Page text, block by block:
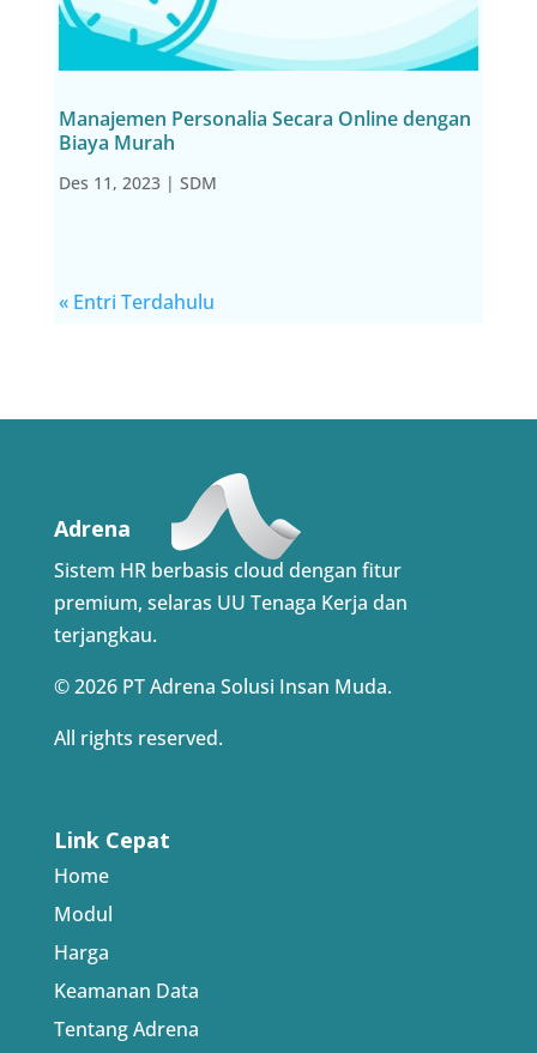
Manajemen Personalia Secara Online dengan
Biaya Murah
Des 11, 2023 |SDM
« Entri Terdahulu
Adrena
Sistem HR berbasis cloud dengan fitur
premium, selaras UU Tenaga Kerja dan
terjangkau.
© 2026 PT Adrena Solusi Insan Muda.
All rights reserved.
Link Cepat
Home
Modul
Harga
Keamanan Data
Tentang Adrena